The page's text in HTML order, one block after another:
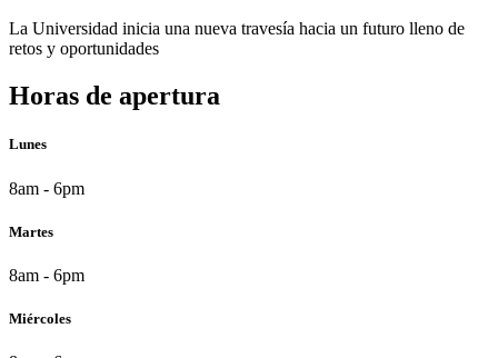
La Universidad inicia una nueva travesía hacia un futuro lleno de
retos y oportunidades
Horas de apertura
Lunes
8am - 6pm
Martes
8am - 6pm
Miércoles